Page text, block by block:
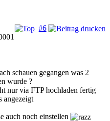
#6
schauen gegangen was 2
wurde ?
nur via FTP hochladen fertig
angezeigt
auch noch einstellen